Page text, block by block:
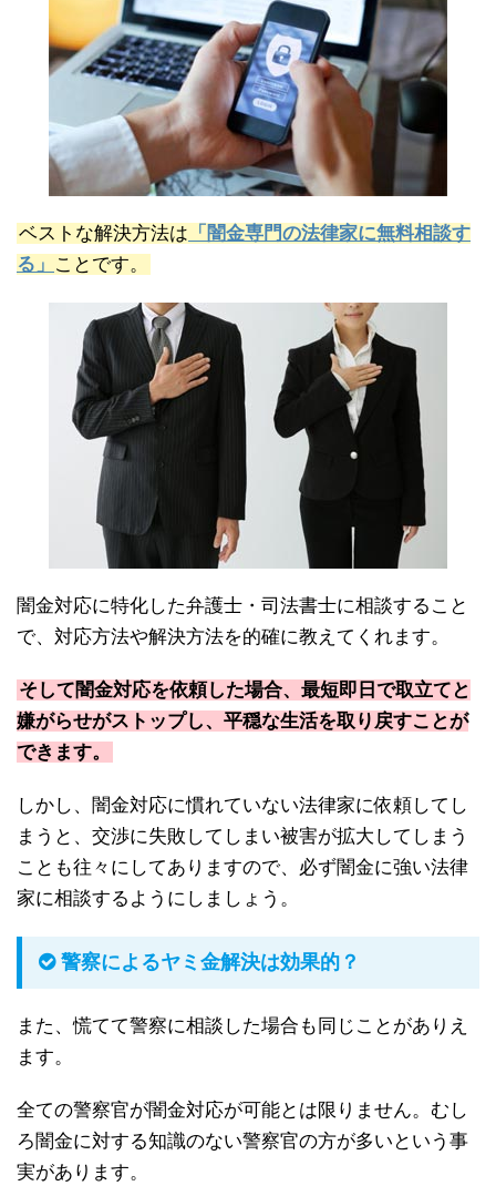
ベストな解決方法は 「闇金専門の法律家に無料相談す
る」 ことです。
闇金対応に特化した弁護士・司法書士に相談すること
で、対応方法や解決方法を的確に教えてくれます。
そして闇金対応を依頼した場合、最短即日で取立てと
嫌がらせがストップし、平穏な生活を取り戻すことが
できます。
しかし、闇金対応に慣れていない法律家に依頼してし
まうと、交渉に失敗してしまい被害が拡大してしまう
ことも往々にしてありますので、必ず闇金に強い法律
家に相談するようにしましょう。
警察によるヤミ金解決は効果的？
また、慌てて警察に相談した場合も同じことがありえ
ます。
全ての警察官が闇金対応が可能とは限りません。むし
ろ闇金に対する知識のない警察官の方が多いという事
実があります。